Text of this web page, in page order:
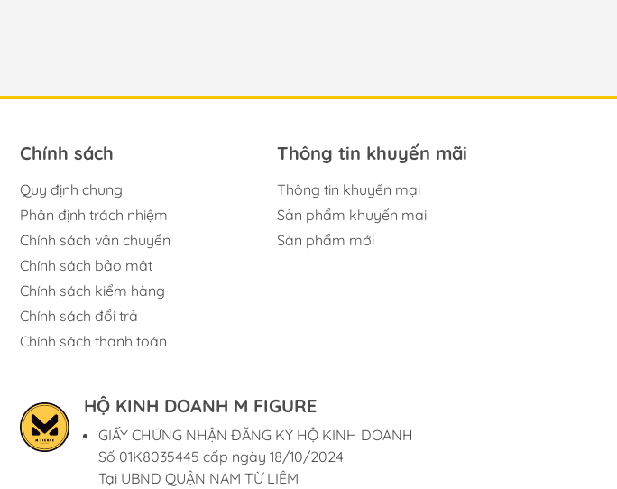
Chính sách
Quy định chung
Phân định trách nhiệm
Chính sách vận chuyển
Chính sách bảo mật
Chính sách kiểm hàng
Chính sách đổi trả
Chính sách thanh toán
Thông tin khuyến mãi
Thông tin khuyến mại
Sản phẩm khuyến mại
Sản phẩm mới
HỘ KINH DOANH M FIGURE
GIẤY CHỨNG NHẬN ĐĂNG KÝ HỘ KINH DOANH
Số 01K8035445 cấp ngày 18/10/2024
Tại UBND QUẬN NAM TỪ LIÊM